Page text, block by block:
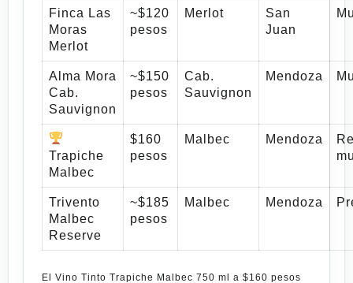
Finca Las
Moras
Merlot
~$120
pesos
Merlot
San
Juan
Alma Mora
Cab.
Sauvignon
~$150
pesos
Cab.
Sauvignon
Mendoza
Trapiche
Malbec
$160
pesos
Malbec Mendoza
Trivento
Malbec
Reserve
~$185
pesos
Malbec Mendoza
El Vino Tinto Trapiche Malbec 750 ml a $160 pesos